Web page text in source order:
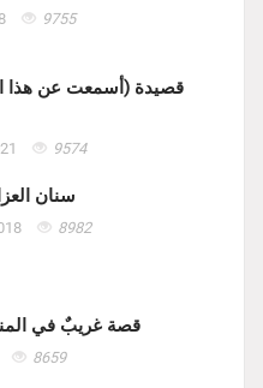
9755
قصيدة (أسمعت عن هذا
9574
سنان
8982
قصة غريبٌ في
8659